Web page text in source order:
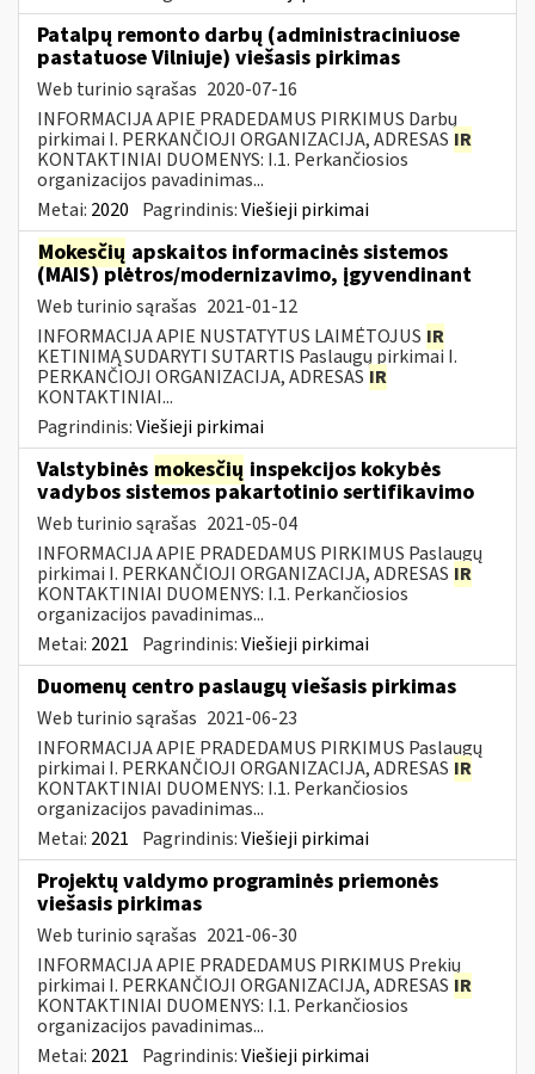
Patalpų remonto darbų (administraciniuose
pastatuose Vilniuje) viešasis pirkimas
Web turinio sąrašas 2020-07-16
INFORMACIJA APIE PRADEDAMUS PIRKIMUS Darbų
pirkimai I. PERKANČIOJI ORGANIZACIJA, ADRESAS IR
KONTAKTINIAI DUOMENYS: I.1. Perkančiosios
organizacijos pavadinimas...
Metai: 2020 Pagrindinis:Viešieji pirkimai
Mokesčių apskaitos informacinės sistemos
(MAIS) plėtros/modernizavimo, įgyvendinant
Web turinio sąrašas 2021-01-12
INFORMACIJA APIE NUSTATYTUS LAIMĖTOJUS IR
KETINIMĄ SUDARYTI SUTARTIS Paslaugų pirkimai I.
PERKANČIOJI ORGANIZACIJA, ADRESAS IR
KONTAKTINIAI...
Pagrindinis:Viešieji pirkimai
Valstybinės mokesčių inspekcijos kokybės
vadybos sistemos pakartotinio sertifikavimo
Web turinio sąrašas 2021-05-04
INFORMACIJA APIE PRADEDAMUS PIRKIMUS Paslaugų
pirkimai I. PERKANČIOJI ORGANIZACIJA, ADRESAS IR
KONTAKTINIAI DUOMENYS: I.1. Perkančiosios
organizacijos pavadinimas...
Metai: 2021 Pagrindinis:Viešieji pirkimai
Duomenų centro paslaugų viešasis pirkimas
Web turinio sąrašas 2021-06-23
INFORMACIJA APIE PRADEDAMUS PIRKIMUS Paslaugų
pirkimai I. PERKANČIOJI ORGANIZACIJA, ADRESAS IR
KONTAKTINIAI DUOMENYS: I.1. Perkančiosios
organizacijos pavadinimas...
Metai: 2021 Pagrindinis:Viešieji pirkimai
Projektų valdymo programinės priemonės
viešasis pirkimas
Web turinio sąrašas 2021-06-30
INFORMACIJA APIE PRADEDAMUS PIRKIMUS Prekių
pirkimai I. PERKANČIOJI ORGANIZACIJA, ADRESAS IR
KONTAKTINIAI DUOMENYS: I.1. Perkančiosios
organizacijos pavadinimas...
Metai: 2021 Pagrindinis:Viešieji pirkimai